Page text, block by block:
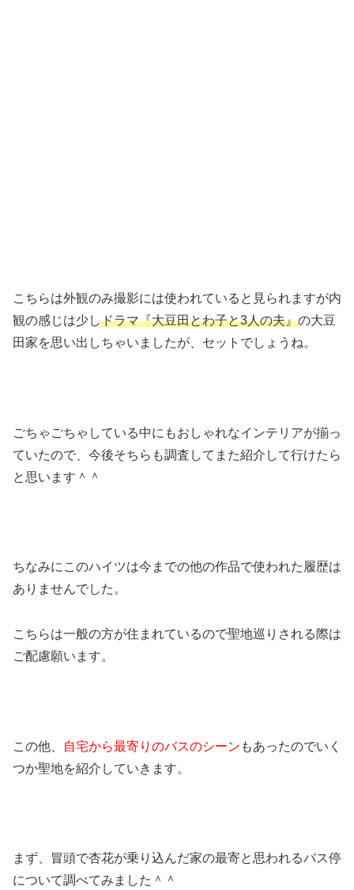
こちらは外観のみ撮影には使われていると見られますが内
観の感じは少しドラマ『大豆田とわ子と3人の夫』の大豆
田家を思い出しちゃいましたが、セットでしょうね。
ごちゃごちゃしている中にもおしゃれなインテリアが揃っ
ていたので、今後そちらも調査してまた紹介して行けたら
と思います＾＾
ちなみにこのハイツは今までの他の作品で使われた履歴は
ありませんでした。
こちらは一般の方が住まれているので聖地巡りされる際は
ご配慮願います。
この他、 自宅から最寄りのバスのシーン もあったのでいく
つか聖地を紹介していきます。
まず、冒頭で杏花が乗り込んだ家の最寄と思われるバス停
について調べてみました＾＾